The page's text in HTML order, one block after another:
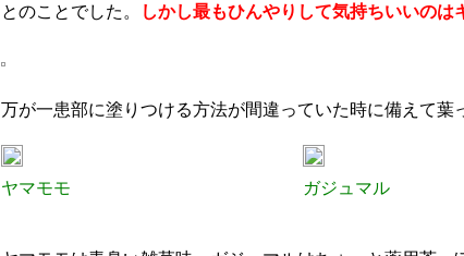
とのことでした。
しかし最もひんやりして気持ちいいのは
万が一患部に塗りつける方法が間違っていた時に備えて葉
ヤマモモ ガジュマル